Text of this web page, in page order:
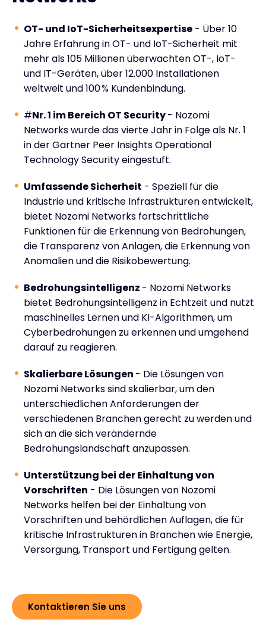
OT- und IoT-Sicherheitsexpertise - Über 10
Jahre Erfahrung in OT- und IoT-Sicherheit mit
mehr als 105 Millionen überwachten OT-, IoT-
und IT-Geräten, über 12.000 Installationen
weltweit und 100 % Kundenbindung.
#Nr. 1 im Bereich OT Security- Nozomi
Networks wurde das vierte Jahr in Folge als Nr. 1
in der Gartner Peer Insights Operational
Technology Security eingestuft.
Umfassende Sicherheit - Speziell für die
Industrie und kritische Infrastrukturen entwickelt,
bietet Nozomi Networks fortschrittliche
Funktionen für die Erkennung von Bedrohungen,
die Transparenz von Anlagen, die Erkennung von
Anomalien und die Risikobewertung.
Bedrohungsintelligenz - Nozomi Networks
bietet Bedrohungsintelligenz in Echtzeit und nutzt
maschinelles Lernen und KI-Algorithmen, um
Cyberbedrohungen zu erkennen und umgehend
darauf zu reagieren.
Skalierbare Lösungen - Die Lösungen von
Nozomi Networks sind skalierbar, um den
unterschiedlichen Anforderungen der
verschiedenen Branchen gerecht zu werden und
sich an die sich verändernde
Bedrohungslandschaft anzupassen.
Unterstützung bei der Einhaltung von
Vorschriften - Die Lösungen von Nozomi
Networks helfen bei der Einhaltung von
Vorschriften und behördlichen Auflagen, die für
kritische Infrastrukturen in Branchen wie Energie,
Versorgung, Transport und Fertigung gelten.
Kontaktieren Sie uns